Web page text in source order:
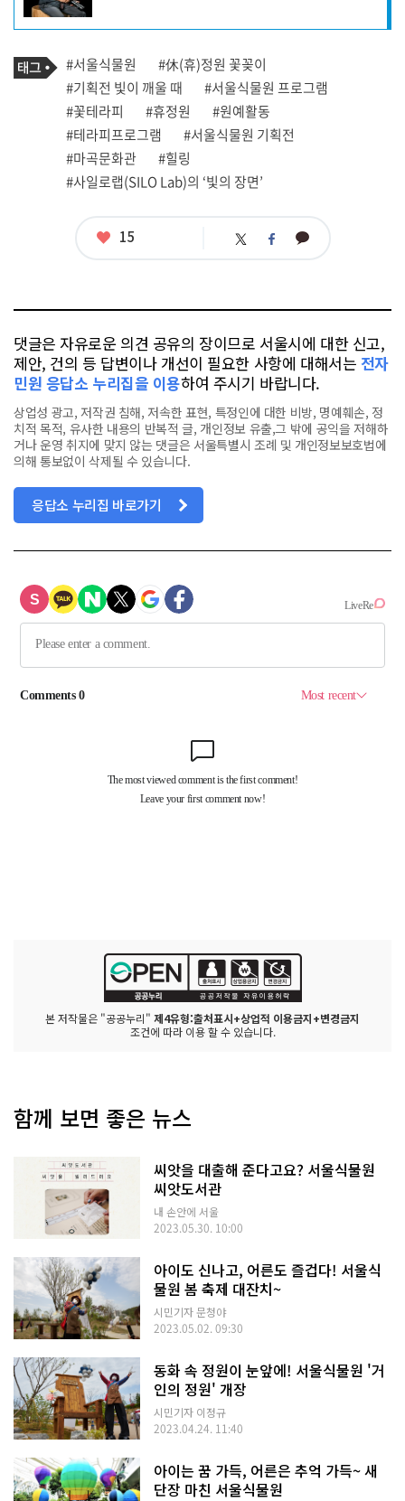
자
프
필 기
사
관
련
태
그
태
그
#서울식물원
#休(휴)정원 꽃꽂이
#기획전 빛이 깨울 때
#서울식물원 프로그램
#꽃테라피
#휴정원
#원예활동
#테라피프로그램
#서울식물원 기획전
#마곡문화관
#힐링
#사일로랩(SILO Lab)의 ‘빛의 장면’
좋
15 트 페 카
댓글은 자유로운 의견 공유의 장이므로 서울시에 대한 신고,
제안, 건의 등 답변이나 개선이 필요한 사항에 대해서는 전자
민원 응답소 누리집을 이용하여 주시기 바랍니다.
상업성 광고, 저작권 침해, 저속한 표현, 특정인에 대한 비방, 명예훼손, 정
치적 목적, 유사한 내용의 반복적 글, 개인정보 유출,그 밖에 공익을 저해하
거나 운영 취지에 맞지 않는 댓글은 서울특별시 조례 및 개인정보보호법에
의해 통보없이 삭제될 수 있습니다.
응답소 누리집 바로가기
본 저작물은 "공공누리" 제4유형:출처표시+상업적 이용금지+변경금지
조건에 따라 이용 할 수 있습니다.
함께 보면 좋은 뉴스
씨앗을 대출해 준다고요? 서울식물원
씨앗도서관
내 손안에 서울
2023.05.30. 10:00
아이도 신나고, 어른도 즐겁다! 서울식
물원 봄 축제 대잔치~
시민기자 문청야
2023.05.02. 09:30
동화 속 정원이 눈앞에! 서울식물원 '거
인의 정원' 개장
시민기자 이정규
2023.04.24. 11:40
아이는 꿈 가득, 어른은 추억 가득~ 새
단장 마친 서울식물원